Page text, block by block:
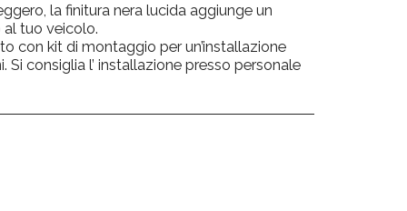
la finitura nera lucida aggiunge un
tuo veicolo.
con kit di montaggio per un’installazione
Si consiglia l’ installazione presso personale